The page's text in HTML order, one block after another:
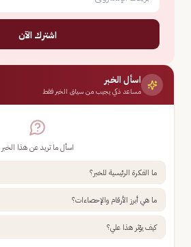
اشترك الآن
اسأل الخبر
مساعد ذكي يجيب من سياق الخبر فقط
اسأل ما تريد عن هذا الخبر
ما الفكرة الرئيسية للخبر؟
ما هي أبرز الأرقام والإحصاءات؟
كيف يؤثر هذا علي؟